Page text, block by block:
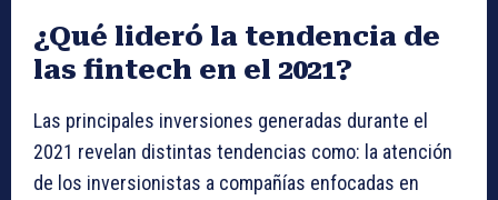
¿Qué lideró la tendencia de
las fintech en el 2021?
Las principales inversiones generadas durante el
2021 revelan distintas tendencias como: la atención
de los inversionistas a compañías enfocadas en